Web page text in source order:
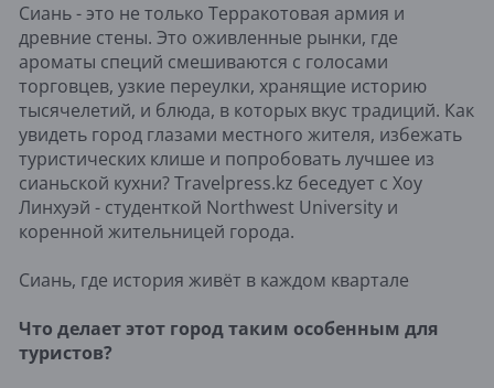
Сиань - это не только Терракотовая армия и
древние стены. Это оживленные рынки, где
ароматы специй смешиваются с голосами
торговцев, узкие переулки, хранящие историю
тысячелетий, и блюда, в которых вкус традиций. Как
увидеть город глазами местного жителя, избежать
туристических клише и попробовать лучшее из
сианьской кухни? Travelpress.kz беседует с Хоу
Линхуэй - студенткой Northwest University и
коренной жительницей города.
Сиань, где история живёт в каждом квартале
Что делает этот город таким особенным для
туристов?